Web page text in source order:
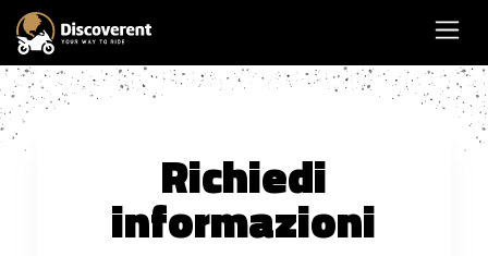
Richiedi
informazioni